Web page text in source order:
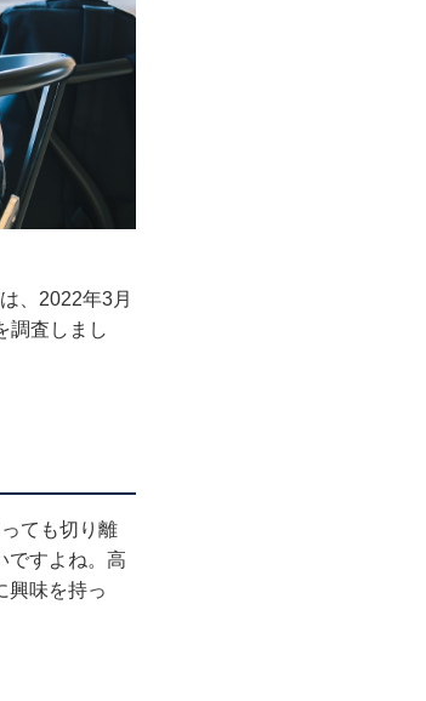
、2022年3月
調査しまし
ても切り離
ですよね。高
興味を持っ